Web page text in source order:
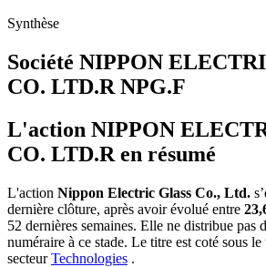
Synthèse
Société NIPPON
CO. LTD.R NPG.F
L'action NIPPON
CO. LTD.R en résumé
L'action Nippon Electric Glass Co., Ltd.
dernière clôture, après avoir évolué entre
52 dernières semaines. Elle ne distribue pas
numéraire à ce stade. Le titre est coté sous
secteurTechnologies .